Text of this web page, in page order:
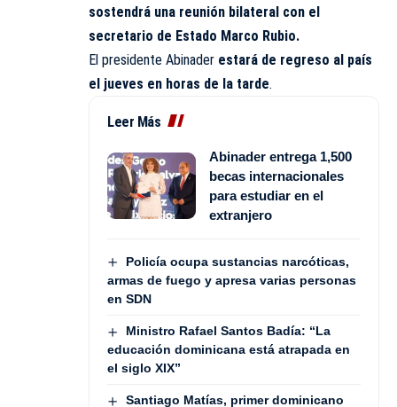
sostendrá una reunión bilateral con el
secretario de Estado Marco Rubio.
El presidente Abinader estará de regreso al país
el jueves en horas de la tarde.
Leer Más
Abinader entrega 1,500
becas internacionales
para estudiar en el
extranjero
Policía ocupa sustancias narcóticas,
armas de fuego y apresa varias personas
en SDN
Ministro Rafael Santos Badía: “La
educación dominicana está atrapada en
el siglo XIX”
Santiago Matías, primer dominicano